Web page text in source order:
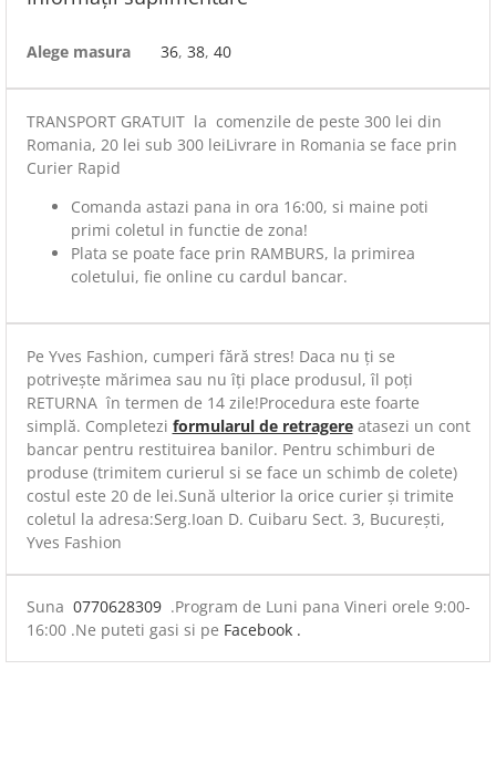
Alege masura 36, 38, 40
TRANSPORT GRATUIT la comenzile de peste 300 lei din
Romania, 20 lei sub 300 leiLivrare in Romania se face prin
Curier Rapid
Comanda astazi pana in ora 16:00, si maine poti
primi coletul in functie de zona!
Plata se poate face prin RAMBURS, la primirea
coletului, fie online cu cardul bancar.
Pe Yves Fashion, cumperi fără stres! Daca nu ți se
potrivește mărimea sau nu îți place produsul, îl poți
RETURNA în termen de 14 zile!Procedura este foarte
simplă. Completezi formularul de retragereatasezi un cont
bancar pentru restituirea banilor. Pentru schimburi de
produse (trimitem curierul si se face un schimb de colete)
costul este 20 de lei.Sună ulterior la orice curier și trimite
coletul la adresa:Serg.Ioan D. Cuibaru Sect. 3, București,
Yves Fashion
Suna 0770628309.Program de Luni pana Vineri orele 9:00-
16:00 .Ne puteti gasi si pe Facebook .